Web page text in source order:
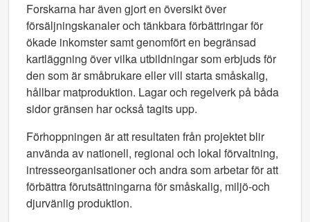
Forskarna har även gjort en översikt över
försäljningskanaler och tänkbara förbättringar för
ökade inkomster samt genomfört en begränsad
kartläggning över vilka utbildningar som erbjuds för
den som är småbrukare eller vill starta småskalig,
hållbar matproduktion. Lagar och regelverk på båda
sidor gränsen har också tagits upp.
Förhoppningen är att resultaten från projektet blir
använda av nationell, regional och lokal förvaltning,
intresseorganisationer och andra som arbetar för att
förbättra förutsättningarna för småskalig, miljö-och
djurvänlig produktion.